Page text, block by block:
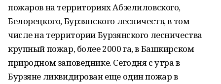
пожаров на территориях Абзелиловского,
Белорецкого, Бурзянского лесничеств, в том
числе на территории Бурзянского лесничества
крупный пожар, более 2000 га, в Башкирском
природном заповеднике. Сегодня с утра в
Бурзяне ликвидирован еще один пожар в